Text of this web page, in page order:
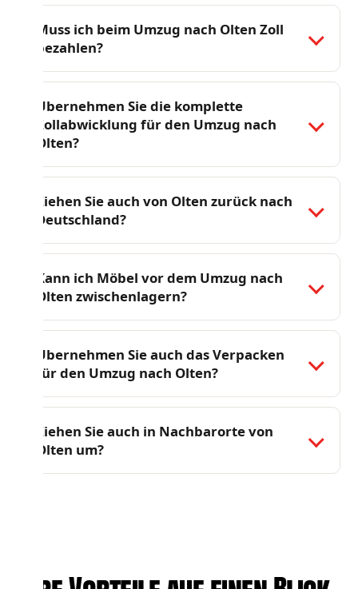
Muss ich beim Umzug nach Olten Zoll
bezahlen?
Übernehmen Sie die komplette
Zollabwicklung für den Umzug nach
Olten?
Ziehen Sie auch von Olten zurück nach
Deutschland?
Kann ich Möbel vor dem Umzug nach
Olten zwischenlagern?
Übernehmen Sie auch das Verpacken
für den Umzug nach Olten?
Ziehen Sie auch in Nachbarorte von
Olten um?